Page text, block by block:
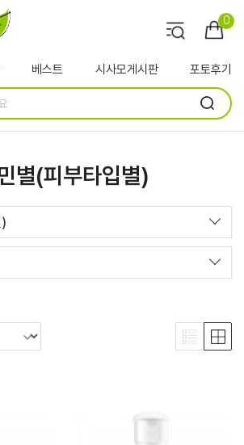
0
베스트 시사모게시판 포토후기
별(피부타입별)